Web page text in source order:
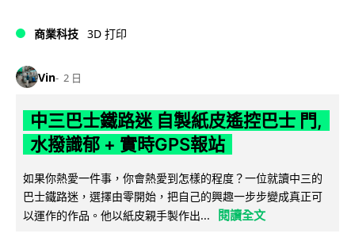
商業科技 3D 打印
Vin 2 日
中三巴士鐵路迷 自製紙皮遙控巴士 門,
水撥識郁 + 實時GPS報站
如果你熱愛一件事，你會熱愛到怎樣的程度？一位就讀中三的
巴士鐵路迷，選擇由零開始，把自己的興趣一步步變成真正可
以運作的作品。他以紙皮親手製作出...
閱讀全文